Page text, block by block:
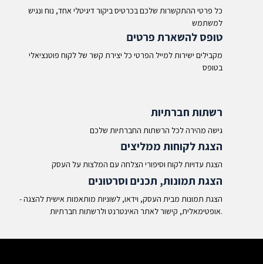
כל פרטי ההתקשרות שלכם בכרטיס ביקור דיגיטלי אחד, נוח ונגיש
למשתמש
טופס להשארת פרטים
מקבילים ישירות למייל הפרטי כל יצירת קשר של לקוח פוטנציאלי
בטופס
רשתות חברתיות
גישה מהירה לכל הרשתות החברתיות שלכם
הצגת לקוחות ממליצים
הצגת עדויות לקוח וסיפורי הצלחה עם המלצות על העסק
הצגת תמונות, תכנים וסרטונים
- הצגת תמונות מבית העסק, וידאו, לשוניות מותאמות אישית להצגה
אופטימאלית, קישור לאתר האינטרנט ולרשתות חברתיות.